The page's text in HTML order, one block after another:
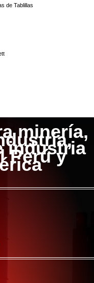
de Tablillas
minería,
industria
Perú y